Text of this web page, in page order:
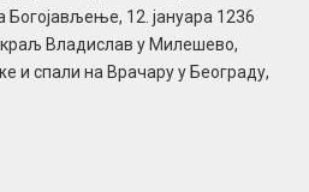
Богојављење, 12. јануара 1236
краљ Владислав у Милешево,
и спали на Врачару у Београду,